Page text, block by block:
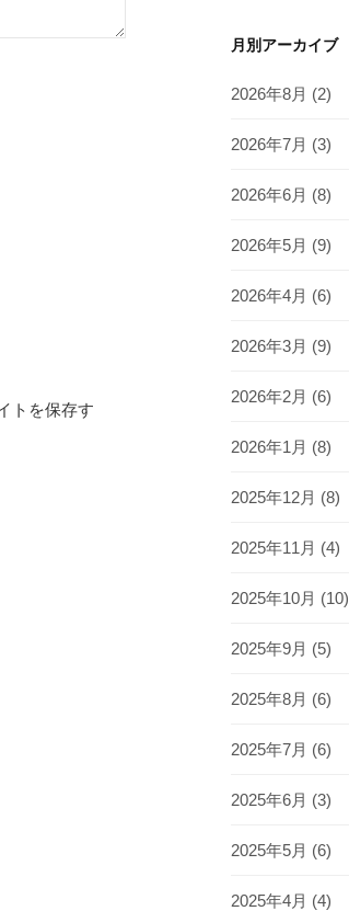
トを保存す
月別アーカイブ
2026年8月 (2)
2026年7月 (3)
2026年6月 (8)
2026年5月 (9)
2026年4月 (6)
2026年3月 (9)
2026年2月 (6)
2026年1月 (8)
2025年12月 (8)
2025年11月 (4)
2025年10月 (10)
2025年9月 (5)
2025年8月 (6)
2025年7月 (6)
2025年6月 (3)
2025年5月 (6)
2025年4月 (4)